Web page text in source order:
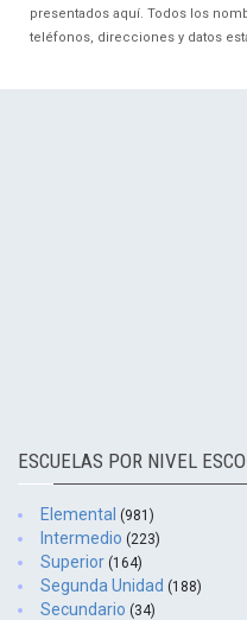
presentados aquí. Todos los
teléfonos, direcciones y datos
ESCUELAS POR NIVEL
Elemental (981)
Intermedio (223)
Superior (164)
Segunda Unidad (188)
Secundario (34)